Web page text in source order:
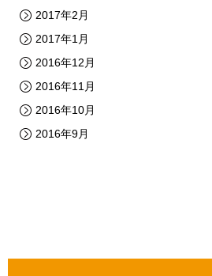
2017年2月
2017年1月
2016年12月
2016年11月
2016年10月
2016年9月